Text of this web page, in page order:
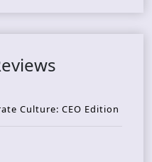
Culture: CEO Edition